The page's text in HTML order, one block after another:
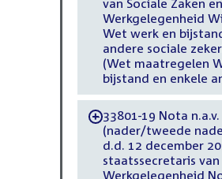
van Sociale Zaken en
Werkgelegenheid
Wet werk en
andere sociale
(Wet maatregelen
bijstand en enkele
-33801-19 Nota
(nader/tweede
d.d. 12 december
staatssecretaris van
Werkgelegenheid